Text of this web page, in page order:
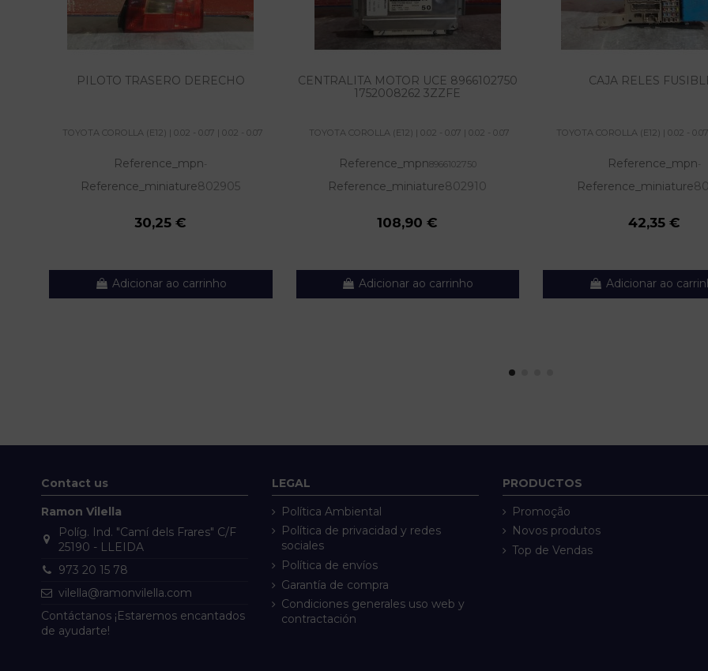
PILOTO TRASERO DERECHO
TOYOTA COROLLA (E12) | 0.02 - 0.07 | 0.02 - 0.07
Reference_mpn-
Reference_miniature802905
30,25 €
Adicionar ao carrinho
CENTRALITA MOTOR UCE 8966102750
1752008262 3ZZFE
TOYOTA COROLLA (E12) | 0.02 - 0.07 | 0.02 - 0.07
Reference_mpn8966102750
Reference_miniature802910
108,90 €
Adicionar ao carrinho
CAJA RELES
TOYOTA COROLLA (E12) | 0.02 -
Reference_mpn-
Reference_miniature
42,35 €
Adicionar ao
Contact us
Ramon Vilella
Políg. Ind. "Camí dels Frares" C/F
25190 - LLEIDA
973 20 15 78
vilella@ramonvilella.com
Contáctanos ¡Estaremos encantados
de ayudarte!
LEGAL
Política Ambiental
Política de privacidad y redes
sociales
Política de envíos
Garantía de compra
Condiciones generales uso web y
contractación
PRODUCTOS
Promoção
Novos produtos
Top de Vendas